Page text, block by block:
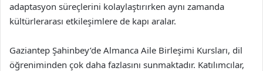
adaptasyon süreçlerini kolaylaştırırken aynı zamanda
kültürlerarası etkileşimlere de kapı aralar.
Gaziantep Şahinbey’de Almanca Aile Birleşimi Kursları, dil
öğreniminden çok daha fazlasını sunmaktadır. Katılımcılar,